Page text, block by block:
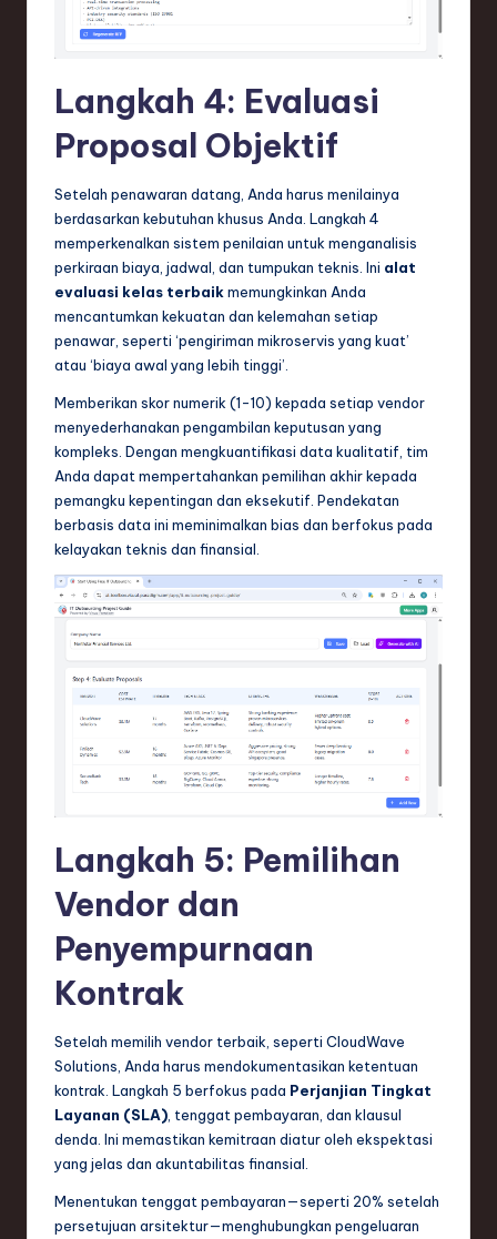
Langkah 4: Evaluasi
Proposal Objektif
Setelah penawaran datang, Anda harus menilainya
berdasarkan kebutuhan khusus Anda. Langkah 4
memperkenalkan sistem penilaian untuk menganalisis
perkiraan biaya, jadwal, dan tumpukan teknis. Ini alat
evaluasi kelas terbaikmemungkinkan Anda
mencantumkan kekuatan dan kelemahan setiap
penawar, seperti ‘pengiriman mikroservis yang kuat’
atau ‘biaya awal yang lebih tinggi’.
Memberikan skor numerik (1-10) kepada setiap vendor
menyederhanakan pengambilan keputusan yang
kompleks. Dengan mengkuantifikasi data kualitatif, tim
Anda dapat mempertahankan pemilihan akhir kepada
pemangku kepentingan dan eksekutif. Pendekatan
berbasis data ini meminimalkan bias dan berfokus pada
kelayakan teknis dan finansial.
Langkah 5: Pemilihan
Vendor dan
Penyempurnaan
Kontrak
Setelah memilih vendor terbaik, seperti CloudWave
Solutions, Anda harus mendokumentasikan ketentuan
kontrak. Langkah 5 berfokus pada Perjanjian Tingkat
Layanan (SLA) , tenggat pembayaran, dan klausul
denda. Ini memastikan kemitraan diatur oleh ekspektasi
yang jelas dan akuntabilitas finansial.
Menentukan tenggat pembayaran—seperti 20% setelah
persetujuan arsitektur—menghubungkan pengeluaran